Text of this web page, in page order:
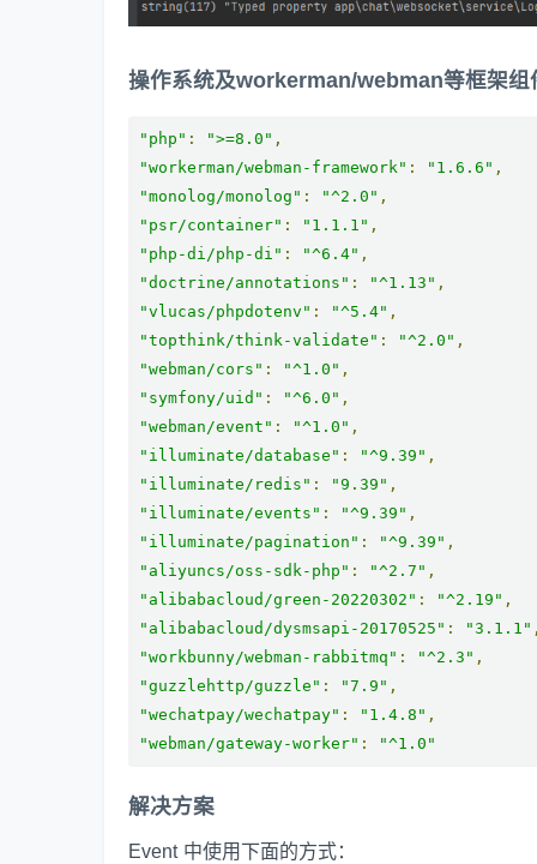
操作系统及workerman/webman等框架组
"php" : ">=8.0" ,
"workerman/webman-framework" : "1.6.6" ,
"monolog/monolog" : "^2.0" ,
"psr/container" : "1.1.1" ,
"php-di/php-di" : "^6.4" ,
"doctrine/annotations" : "^1.13" ,
"vlucas/phpdotenv" : "^5.4" ,
"topthink/think-validate" : "^2.0" ,
"webman/cors" : "^1.0" ,
"symfony/uid" : "^6.0" ,
"webman/event" : "^1.0" ,
"illuminate/database" : "^9.39" ,
"illuminate/redis" : "9.39" ,
"illuminate/events" : "^9.39" ,
"illuminate/pagination" : "^9.39" ,
"aliyuncs/oss-sdk-php" : "^2.7" ,
"alibabacloud/green-20220302" : "^2.19" ,
"alibabacloud/dysmsapi-20170525" : "3.1.1"
"workbunny/webman-rabbitmq" : "^2.3" ,
"guzzlehttp/guzzle" : "7.9" ,
"wechatpay/wechatpay" : "1.4.8" ,
"webman/gateway-worker" : "^1.0"
解决方案
Event 中使用下面的方式：